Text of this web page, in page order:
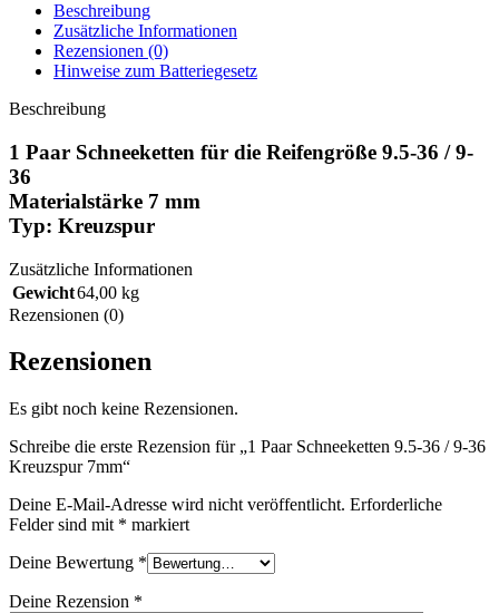
Beschreibung
Zusätzliche Informationen
Rezensionen (0)
Hinweise zum Batteriegesetz
Beschreibung
1 Paar Schneeketten für die Reifengröße 9.5-36 / 9-
36
Materialstärke 7 mm
Typ: Kreuzspur
Zusätzliche Informationen
Gewicht64,00 kg
Rezensionen (0)
Rezensionen
Es gibt noch keine Rezensionen.
Schreibe die erste Rezension für „1 Paar Schneeketten 9.5-36 / 9-36
Kreuzspur 7mm“
Deine E-Mail-Adresse wird nicht veröffentlicht. Erforderliche
Felder sind mit * markiert
Deine Bewertung *
Deine Rezension *